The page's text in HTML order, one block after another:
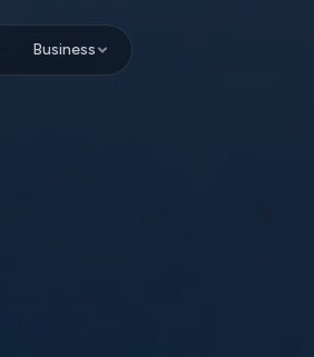
Business